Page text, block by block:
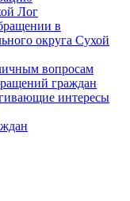
Лог
в
округа Сухой
вопросам
граждан
интересы